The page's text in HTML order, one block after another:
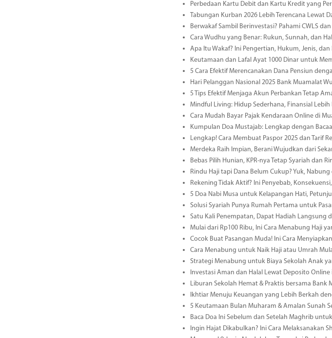
Perbedaan Kartu Debit dan Kartu Kredit yang
Tabungan Kurban 2026 Lebih Terencana Lewat
Berwakaf Sambil Berinvestasi? Pahami CWLS
Cara Wudhu yang Benar: Rukun, Sunnah, dan
Apa Itu Wakaf? Ini Pengertian, Hukum, Jenis,
Keutamaan dan Lafal Ayat 1000 Dinar untuk
5 Cara Efektif Merencanakan Dana Pensiun
Hari Pelanggan Nasional 2025 Bank Muamalat
5 Tips Efektif Menjaga Akun Perbankan Tetap
Mindful Living: Hidup Sederhana, Finansial Lebih
Cara Mudah Bayar Pajak Kendaraan Online di
Kumpulan Doa Mustajab: Lengkap dengan
Lengkap! Cara Membuat Paspor 2025 dan Tarif
Merdeka Raih Impian, Berani Wujudkan dari
Bebas Pilih Hunian, KPR-nya Tetap Syariah dan
Rindu Haji tapi Dana Belum Cukup? Yuk, Nabung
Rekening Tidak Aktif? Ini Penyebab,
5 Doa Nabi Musa untuk Kelapangan Hati,
Solusi Syariah Punya Rumah Pertama untuk
Satu Kali Penempatan, Dapat Hadiah Langsung
Mulai dari Rp100 Ribu, Ini Cara Menabung Haji
Cocok Buat Pasangan Muda! Ini Cara
Cara Menabung untuk Naik Haji atau Umrah
Strategi Menabung untuk Biaya Sekolah Anak
Investasi Aman dan Halal Lewat Deposito
Liburan Sekolah Hemat & Praktis bersama Bank
Ikhtiar Menuju Keuangan yang Lebih Berkah
5 Keutamaan Bulan Muharam & Amalan Sunah
Baca Doa Ini Sebelum dan Setelah Maghrib
Ingin Hajat Dikabulkan? Ini Cara Melaksanakan